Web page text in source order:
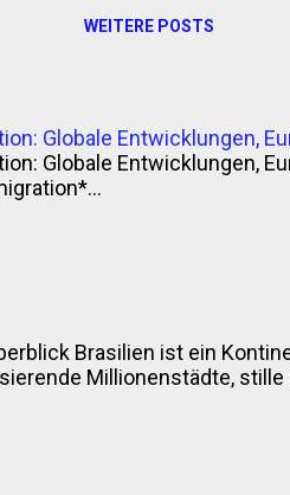
WEITERE POSTS
Globale Entwicklungen,
Globale Entwicklungen,
Brasilien ist ein
Millionenstädte, stille